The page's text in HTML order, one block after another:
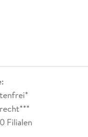
Filialen